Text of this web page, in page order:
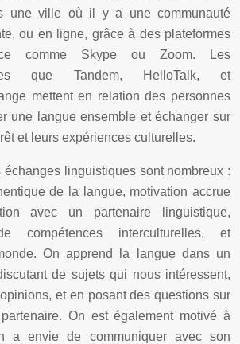
une ville où il y a une communauté
ou en ligne, grâce à des plateformes
comme Skype ou Zoom. Les
que Tandem, HelloTalk, et
mettent en relation des personnes
une langue ensemble et échanger sur
et leurs expériences culturelles.
échanges linguistiques sont nombreux :
de la langue, motivation accrue
avec un partenaire linguistique,
compétences interculturelles, et
On apprend la langue dans un
de sujets qui nous intéressent,
et en posant des questions sur
On est également motivé à
a envie de communiquer avec son